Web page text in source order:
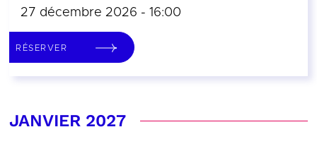
27 décembre 2026 - 16:00
RÉSERVER
JANVIER 2027